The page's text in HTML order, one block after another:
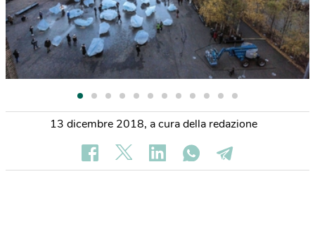
13 dicembre 2018, a cura della redazione